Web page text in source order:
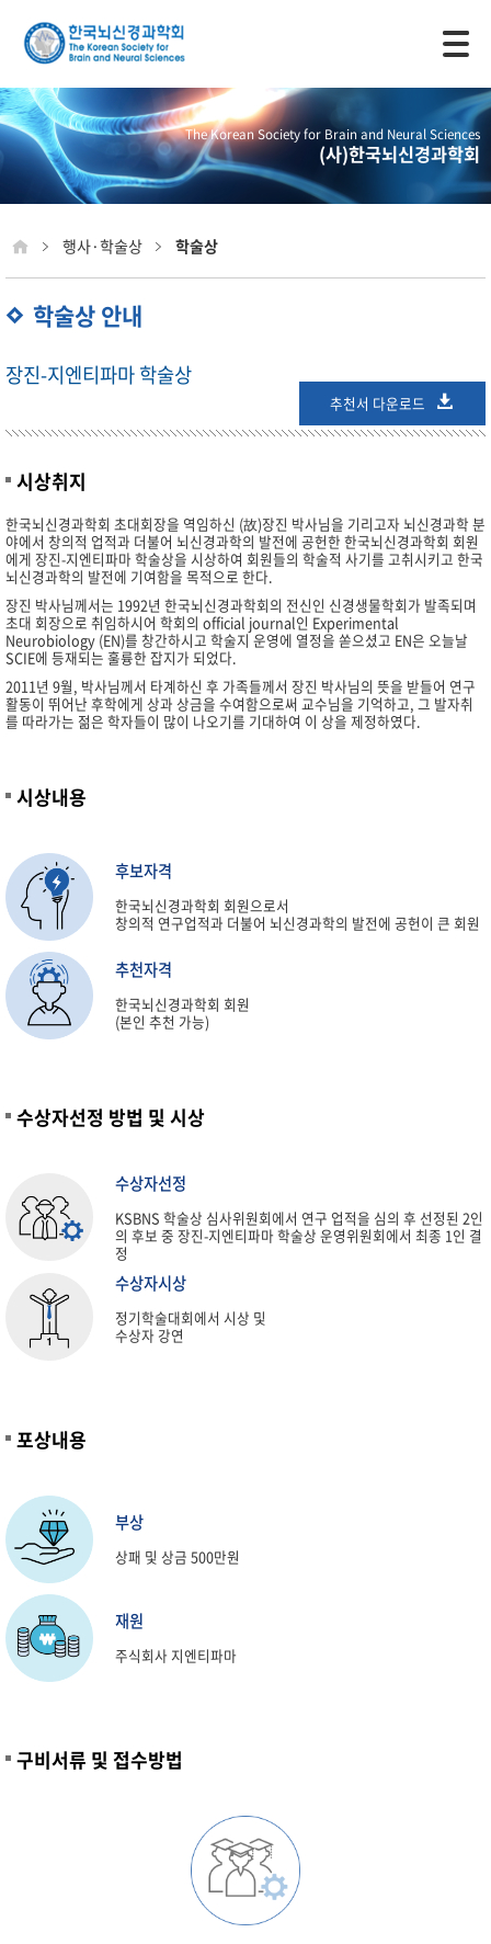
The Korean Society for Brain and Neural Sciences
(사)한국뇌신경과학회
행사·학술상 학술상
학술상 안내
장진-지엔티파마 학술상
추천서 다운로드
시상취지
한국뇌신경과학회 초대회장을 역임하신 (故)장진 박사님을 기리고자 뇌신경과학 분
야에서 창의적 업적과 더불어 뇌신경과학의 발전에 공헌한 한국뇌신경과학회 회원
에게 장진-지엔티파마 학술상을 시상하여 회원들의 학술적 사기를 고취시키고 한국
뇌신경과학의 발전에 기여함을 목적으로 한다.
장진 박사님께서는 1992년 한국뇌신경과학회의 전신인 신경생물학회가 발족되며
초대 회장으로 취임하시어 학회의 official journal인 Experimental
Neurobiology (EN)를 창간하시고 학술지 운영에 열정을 쏟으셨고 EN은 오늘날
SCIE에 등재되는 훌륭한 잡지가 되었다.
2011년 9월, 박사님께서 타계하신 후 가족들께서 장진 박사님의 뜻을 받들어 연구
활동이 뛰어난 후학에게 상과 상금을 수여함으로써 교수님을 기억하고, 그 발자취
를 따라가는 젊은 학자들이 많이 나오기를 기대하여 이 상을 제정하였다.
시상내용
후보자격
한국뇌신경과학회 회원으로서
창의적 연구업적과 더불어 뇌신경과학의 발전에 공헌이 큰 회원
추천자격
한국뇌신경과학회 회원
(본인 추천 가능)
수상자선정 방법 및 시상
수상자선정
KSBNS 학술상 심사위원회에서 연구 업적을 심의 후 선정된 2인
의 후보 중 장진-지엔티파마 학술상 운영위원회에서 최종 1인 결
정
수상자시상
정기학술대회에서 시상 및
수상자 강연
포상내용
부상
상패 및 상금 500만원
재원
주식회사 지엔티파마
구비서류 및 접수방법